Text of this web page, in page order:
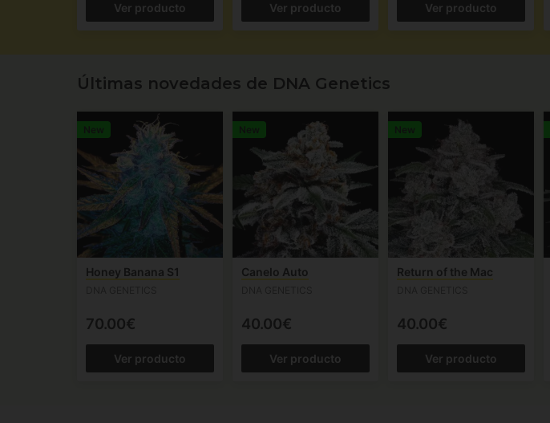
Ver producto Ver producto Ver producto
Últimas novedades de DNA Genetics
New
Honey Banana S1
70.00€
Ver producto
New
Canelo Auto
40.00€
Ver producto
New
Return of the Mac
40.00€
Ver producto